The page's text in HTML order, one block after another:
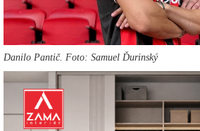
Danilo Pantič. Foto: Samuel Ďurinský